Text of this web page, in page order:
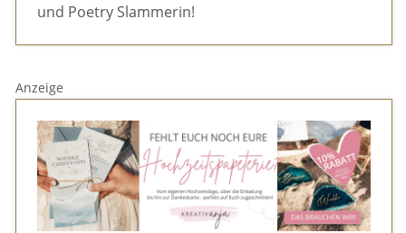
und Poetry Slammerin!
Anzeige